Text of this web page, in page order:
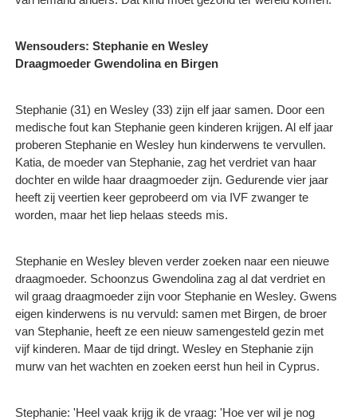
Wensouders: Stephanie en Wesley
Draagmoeder Gwendolina en Birgen
Stephanie (31) en Wesley (33) zijn elf jaar samen. Door een
medische fout kan Stephanie geen kinderen krijgen. Al elf jaar
proberen Stephanie en Wesley hun kinderwens te vervullen.
Katia, de moeder van Stephanie, zag het verdriet van haar
dochter en wilde haar draagmoeder zijn. Gedurende vier jaar
heeft zij veertien keer geprobeerd om via IVF zwanger te
worden, maar het liep helaas steeds mis.
Stephanie en Wesley bleven verder zoeken naar een nieuwe
draagmoeder. Schoonzus Gwendolina zag al dat verdriet en
wil graag draagmoeder zijn voor Stephanie en Wesley. Gwens
eigen kinderwens is nu vervuld: samen met Birgen, de broer
van Stephanie, heeft ze een nieuw samengesteld gezin met
vijf kinderen. Maar de tijd dringt. Wesley en Stephanie zijn
murw van het wachten en zoeken eerst hun heil in Cyprus.
Stephanie: 'Heel vaak krijg ik de vraag: 'Hoe ver wil je nog